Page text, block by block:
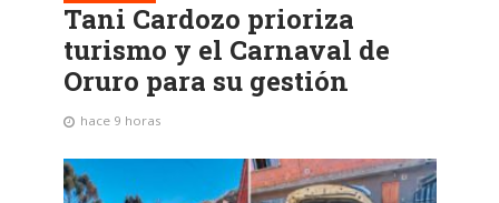
Tani Cardozo prioriza
turismo y el Carnaval de
Oruro para su gestión
hace 9 horas